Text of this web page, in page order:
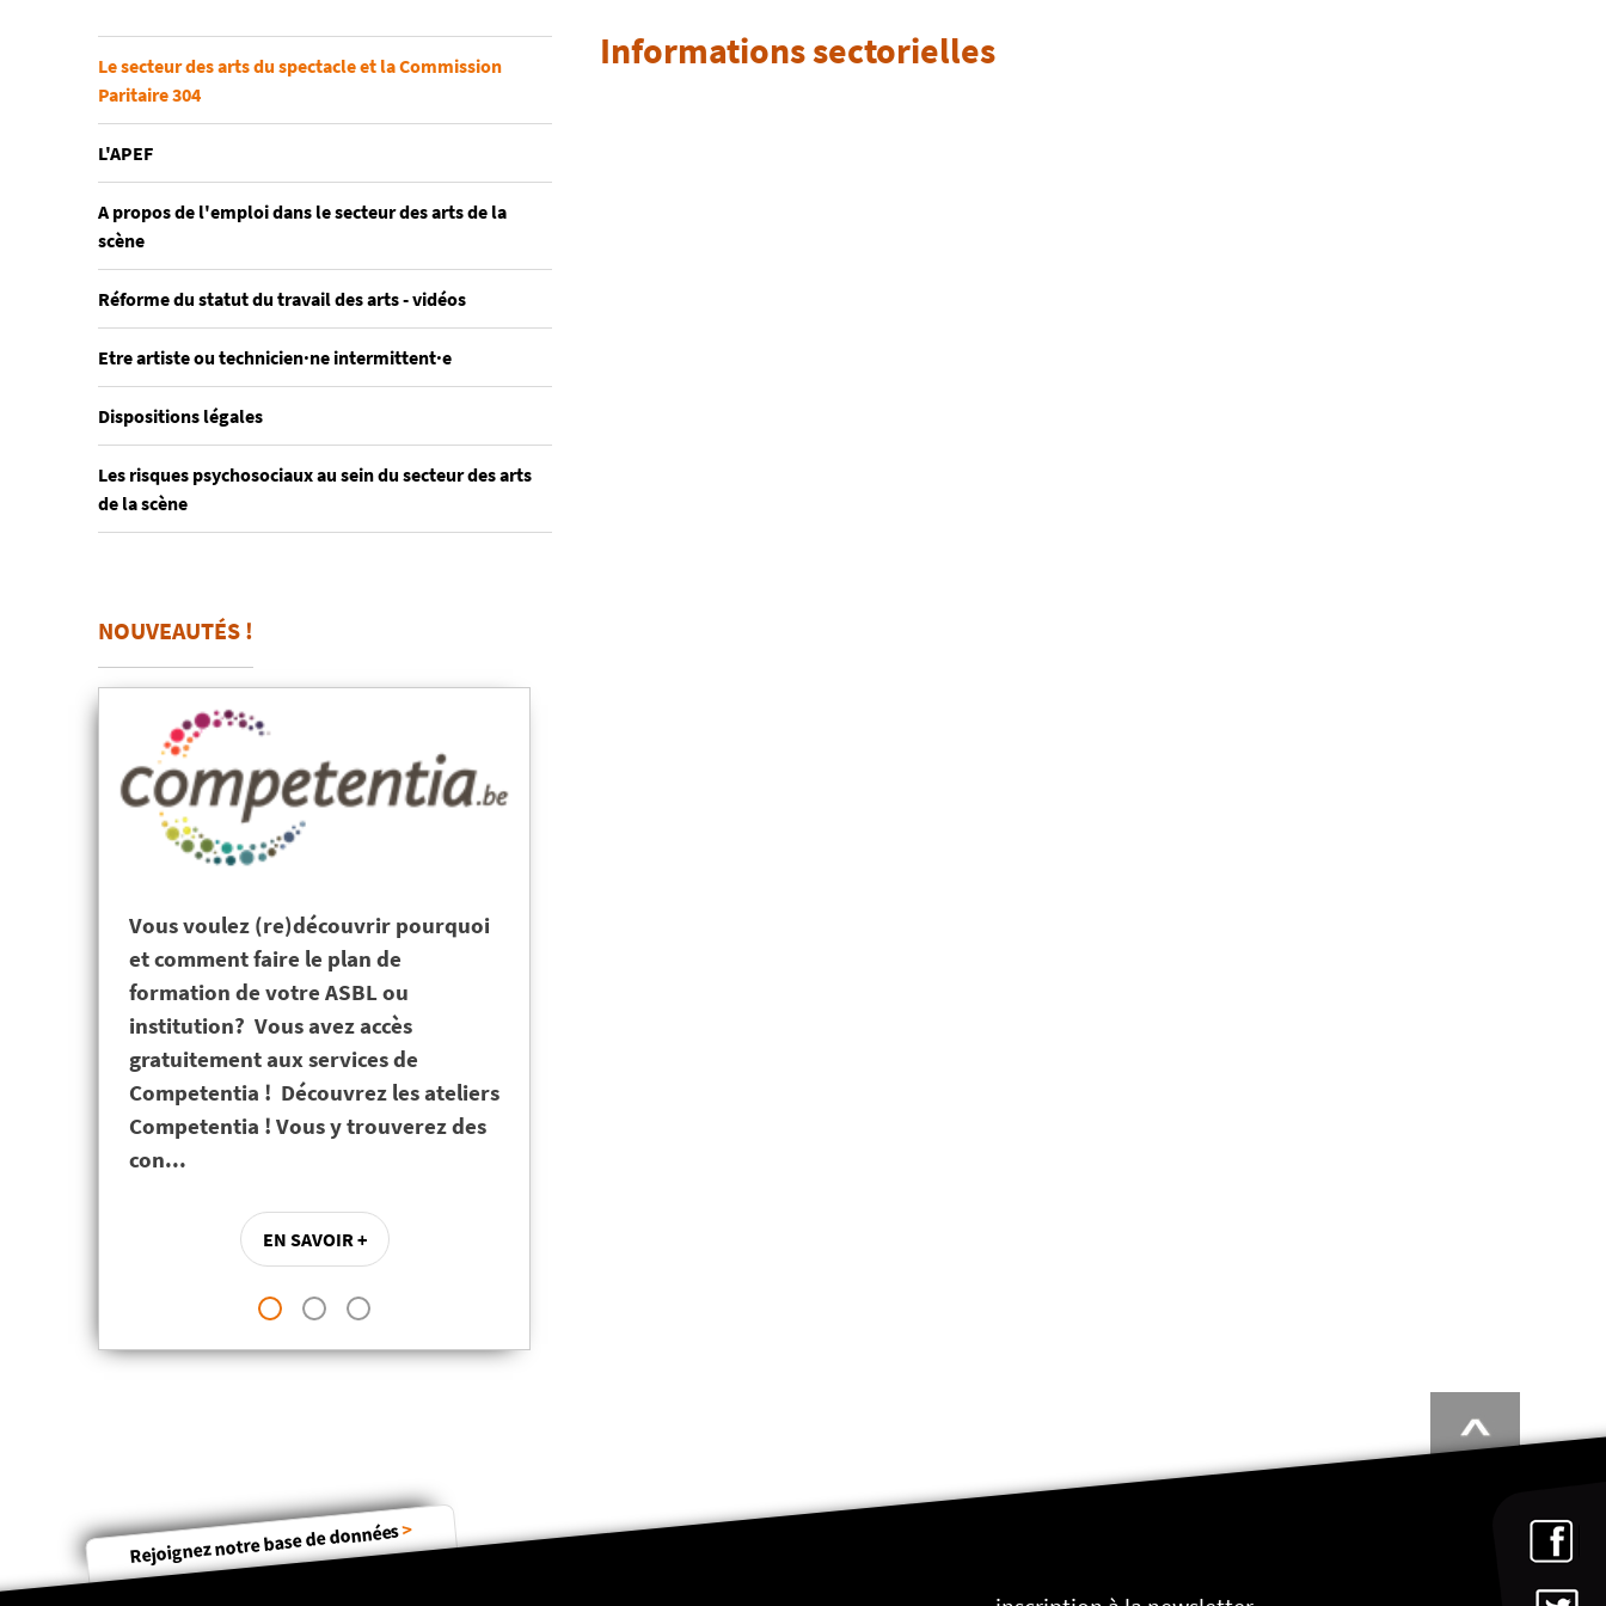
Le secteur des arts du spectacle et la Commission
Paritaire 304
L'APEF
A propos de l'emploi dans le secteur des arts de la
scène
Réforme du statut du travail des arts - vidéos
Etre artiste ou technicien·ne intermittent·e
Dispositions légales
Les risques psychosociaux au sein du secteur des arts
de la scène
NOUVEAUTÉS !
Vous voulez (re)découvrir pourquoi
et comment faire le plan de
formation de votre ASBL ou
institution? Vous avez accès
gratuitement aux services de
Competentia ! Découvrez les ateliers
Competentia ! Vous y trouverez des
con...
EN SAVOIR +
Informations sectorielles
Rejoignez notre base de données>